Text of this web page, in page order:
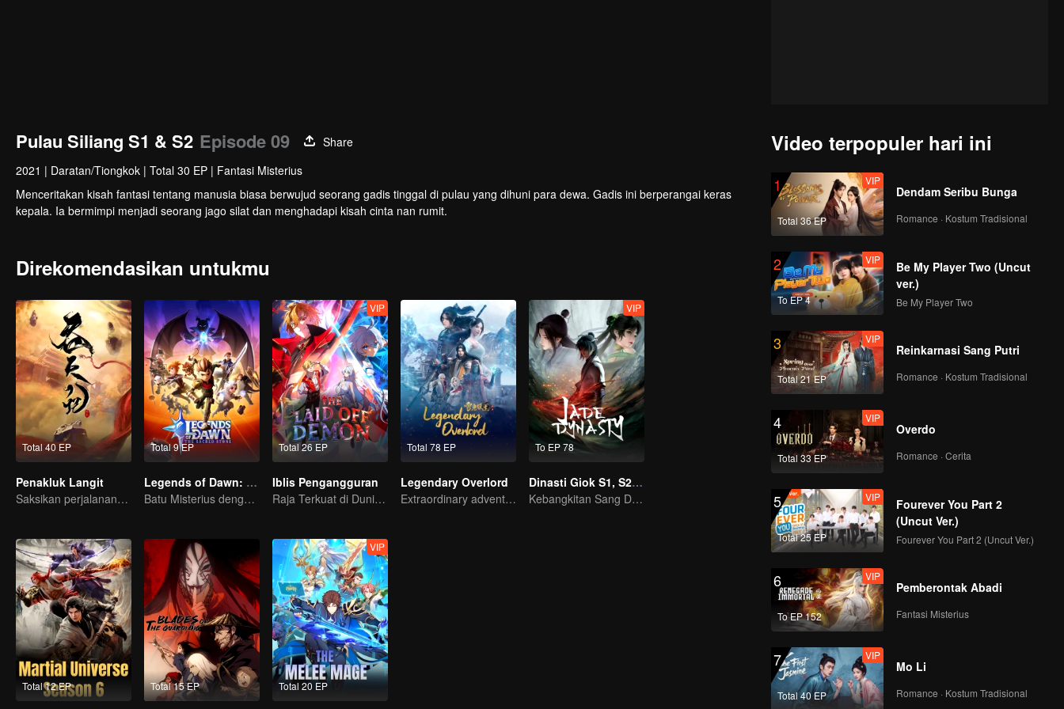
Pulau Siliang S1 & S2 Episode 09
Share
2021 | Daratan/Tiongkok | Total 30 EP | Fantasi Misterius
Menceritakan kisah fantasi tentang manusia biasa berwujud seorang gadis tinggal di pulau yang dihuni para dewa. Gadis ini berperangai keras
kepala. Ia bermimpi menjadi seorang jago silat dan menghadapi kisah cinta nan rumit.
Direkomendasikan untukmu
Total 40 EP
Penakluk Langit
Saksikan perjalanannya dari manusia biasa jadi Dewa abadi!
Total 9 EP
Legends of Dawn: Batu Bertuah
Batu Misterius dengan Kekuatan Dahsyat
Total 26 EP
VIP
Iblis Pengangguran
Raja Terkuat di Dunia Iblis Tiba-tiba di PHK?
Total 78 EP
Legendary Overlord
Extraordinary adventure, a teenager reborn from adversity.
To EP 78
VIP
Dinasti Giok S1, S2, S3
Kebangkitan Sang Dewa, Awal dari Akhir Dunia!
Total 12 EP Total 15 EP Total 20 EP
VIP
Video terpopuler hari ini
1
Total 36 EP
VIP
Dendam Seribu Bunga
Romance · Kostum Tradisional
2
To EP 4
VIP
Be My Player Two (Uncut
ver.)
Be My Player Two
3
Total 21 EP
VIP
Reinkarnasi Sang Putri
Romance · Kostum Tradisional
4
Total 33 EP
VIP
Overdo
Romance · Cerita
5
Total 25 EP
VIP
Fourever You Part 2
(Uncut Ver.)
Fourever You Part 2 (Uncut Ver.)
6
To EP 152
VIP
Pemberontak Abadi
Fantasi Misterius
7
Total 40 EP
VIP
Mo Li
Romance · Kostum Tradisional